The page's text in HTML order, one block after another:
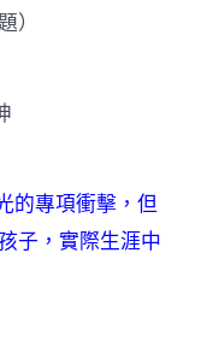
拜
訪：
只
）
的專項衝擊，但
子，實際生涯中